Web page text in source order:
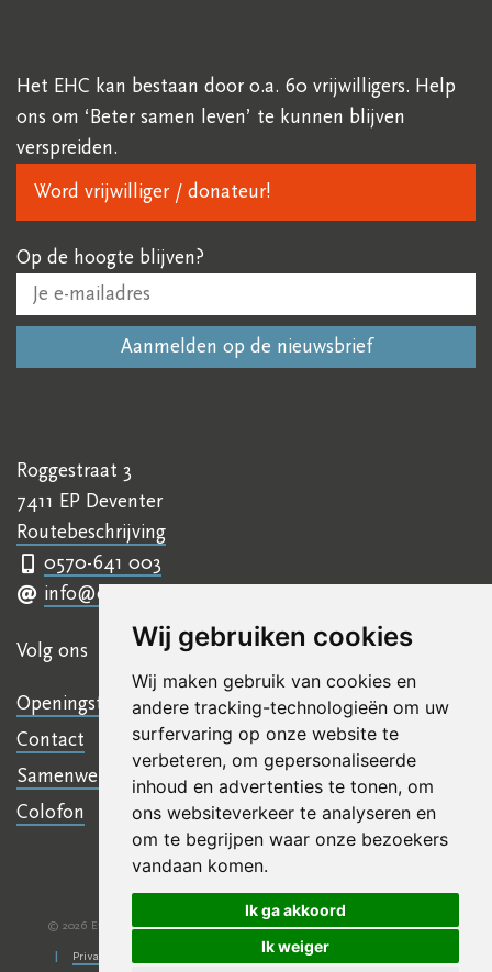
Wij gebruiken cookies
Wij maken gebruik van cookies en
andere tracking-technologieën om uw
surfervaring op onze website te
verbeteren, om gepersonaliseerde
inhoud en advertenties te tonen, om
ons websiteverkeer te analyseren en
om te begrijpen waar onze bezoekers
vandaan komen.
Ik ga akkoord
Ik weiger
Het EHC kan bestaan door o.a. 60 vrijwilligers. Help
ons om ‘Beter samen leven’ te kunnen blijven
verspreiden.
Word vrijwilliger / donateur!
Op de hoogte blijven?
Roggestraat 3
7411 EP Deventer
Routebeschrijving
0570-641 003
info@ettyhillesumcentrum.nl
Volg ons
Openingstijden
Contact
Samenwerkingen
Colofon
© 2026 Etty Hillesum Centrum | Algemene voorwaarden | Disclaimer
Privacy verklaring KVKnr: 41245266 | NL 07 INGB 0006 6761 13